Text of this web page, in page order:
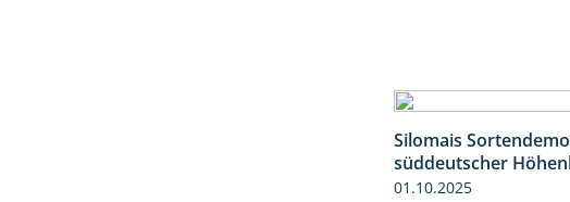
Silomais
süddeutscher
01.10.2025